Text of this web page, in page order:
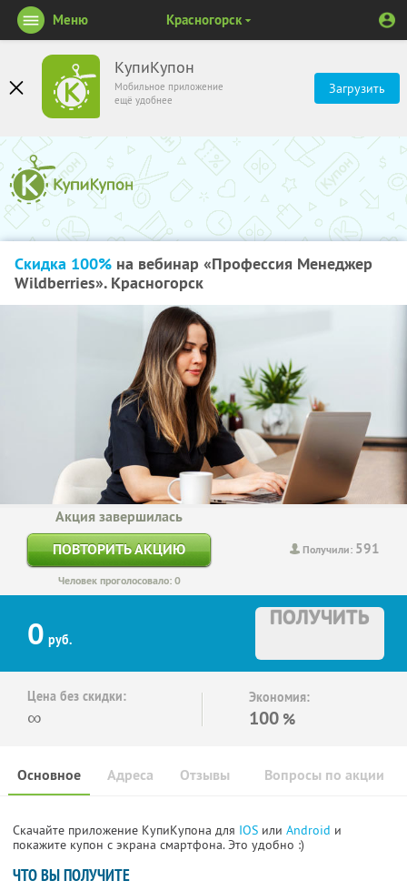
КупиКупон
Мобильное приложение
ещё удобнее
Загрузить
Меню Красногорск
Скидка 100% на вебинар «Профессия Менеджер
Wildberries». Красногорск
Получили: 591
Акция завершилась
ПОВТОРИТЬ АКЦИЮ
Человек проголосовало: 0
0 руб.
ПОЛУЧИТЬ
Цена без скидки:
∞
Экономия:
100 %
Основное Отзывы Вопросы по акции
Адреса
Скачайте приложение КупиКупона для IOS или Android и
покажите купон с экрана смартфона. Это удобно :)
ЧТО ВЫ ПОЛУЧИТЕ